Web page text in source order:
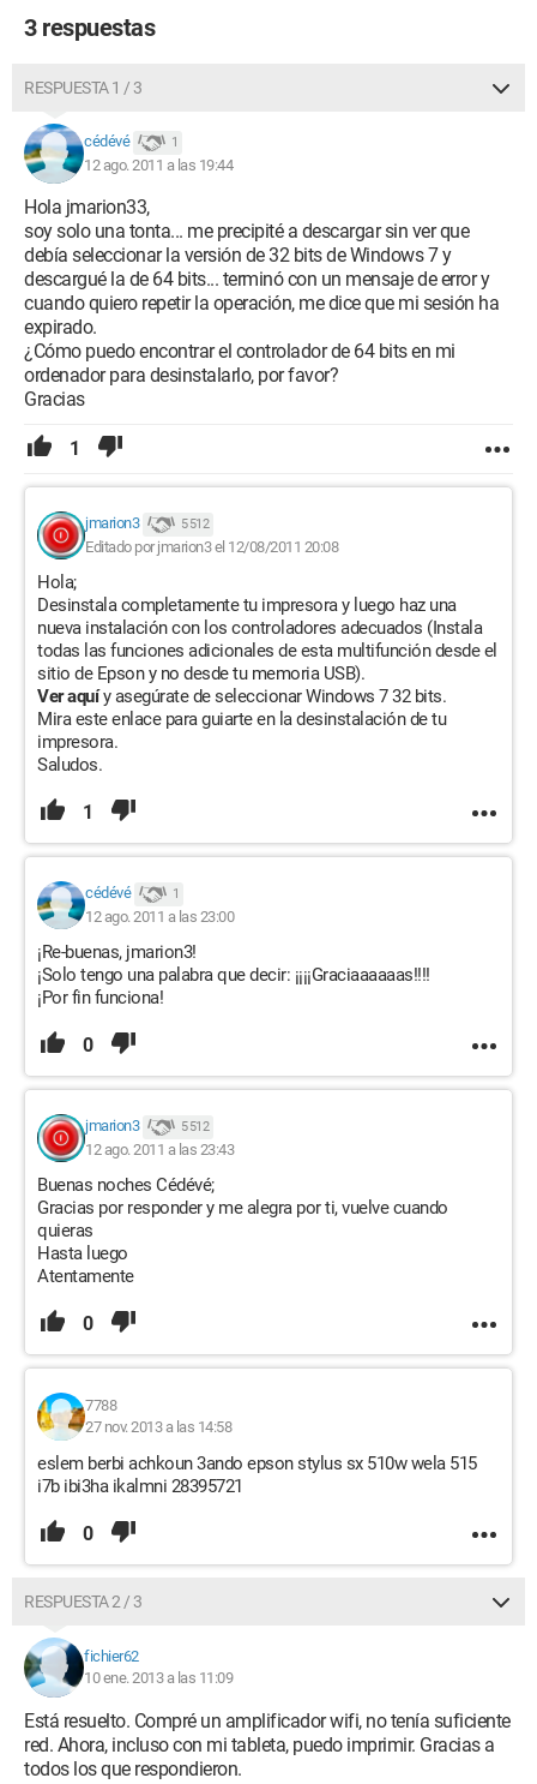
3 respuestas
RESPUESTA 1 / 3
cédévé 1
12 ago. 2011 a las 19:44
Hola jmarion33,
soy solo una tonta... me precipité a descargar sin ver que
debía seleccionar la versión de 32 bits de Windows 7 y
descargué la de 64 bits... terminó con un mensaje de error y
cuando quiero repetir la operación, me dice que mi sesión ha
expirado.
¿Cómo puedo encontrar el controlador de 64 bits en mi
ordenador para desinstalarlo, por favor?
Gracias
1
jmarion3 5 512
Editado por jmarion3 el 12/08/2011 20:08
Hola;
Desinstala completamente tu impresora y luego haz una
nueva instalación con los controladores adecuados (Instala
todas las funciones adicionales de esta multifunción desde el
sitio de Epson y no desde tu memoria USB).
Ver aquíy asegúrate de seleccionar Windows 7 32 bits.
Mira este enlace para guiarte en la desinstalación de tu
impresora.
Saludos.
1
cédévé 1
12 ago. 2011 a las 23:00
¡Re-buenas, jmarion3!
¡Solo tengo una palabra que decir: ¡¡¡¡Graciaaaaaas!!!!
¡Por fin funciona!
0
jmarion3 5 512
12 ago. 2011 a las 23:43
Buenas noches Cédévé;
Gracias por responder y me alegra por ti, vuelve cuando
quieras
Hasta luego
Atentamente
0
7788
27 nov. 2013 a las 14:58
eslem berbi achkoun 3ando epson stylus sx 510w wela 515
i7b ibi3ha ikalmni 28395721
0
RESPUESTA 2 / 3
fichier62
10 ene. 2013 a las 11:09
Está resuelto. Compré un amplificador wifi, no tenía suficiente
red. Ahora, incluso con mi tableta, puedo imprimir. Gracias a
todos los que respondieron.